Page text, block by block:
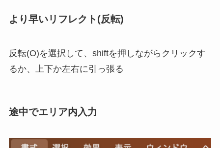
より早いリフレクト(反転)
反転(O)を選択して、shiftを押しながらクリックす
るか、上下か左右に引っ張る
途中でエリア内入力